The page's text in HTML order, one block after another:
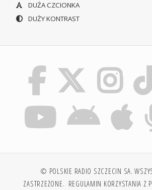
DUŻA CZCIONKA
DUŻY KONTRAST
© POLSKIE RADIO SZCZECIN SA.
ZASTRZEŻONE. REGULAMIN KORZYSTANIA Z